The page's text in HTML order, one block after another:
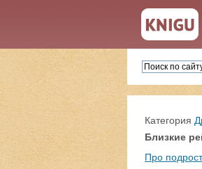
Категория
Близкие
Про